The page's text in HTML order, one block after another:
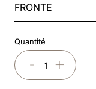
5.accessori
6.inserti
casco
FRONTE
Quantité
＋
－